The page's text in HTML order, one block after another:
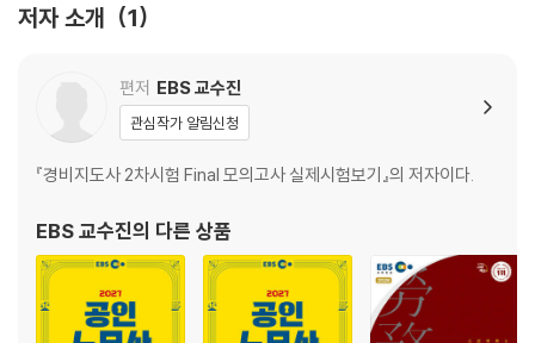
CHAPTER 10 기타 법령
제2과목 노동법Ⅱ
CHAPTER 01 총 설
CHAPTER 02 단결권
CHAPTER 04 단체행동권
CHAPTER 05 노동쟁의조정제도
CHAPTER 06 부당노동행위구제제도
CHAPTER 07 노사협의회
저자 소개 1
편저 EBS 교수진
관심작가 알림신청
『경비지도사 2차시험 Final 모의고사 실제시험보기』의 저자이다.
EBS 교수진의 다른 상품